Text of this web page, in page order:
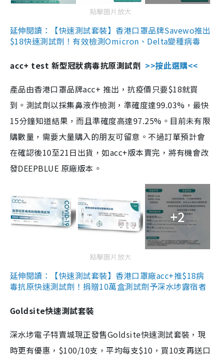
點擊圖片放大
延伸閱讀：【快速測試套裝】香港口罩品牌Savewo推出
$18快速測試劑！有效檢測Omicron、Delta變種病毒
acc+ test 新型冠狀病毒抗原測試劑 >>按此選購<<
產品由香港口罩品牌acc+ 推出，抗疫價只要$18就買
到。測試劑以採集鼻液作檢測，準確度達99.03%，最快
15分鐘知道結果，而且準確度高達97.25%。目前未有限
購數量，需要大量購入的朋友可留意。不過訂單預計會
在確認後10至21日出貨，如acc+版本賣完，將有機會改
發DEEPBLUE 原廠版本。
+2
點擊圖片放大
延伸閱讀：【快速測試套裝】香港口罩廠acc+推$18病
毒抗原快速測試劑！捐贈10萬盒測試劑予深水埗露宿者
Goldsite快速測試套裝
深水埗電子特賣城現正發售Goldsite快速測試套裝，現
時更有優惠，$100/10支，平均每支$10，買10支再送口